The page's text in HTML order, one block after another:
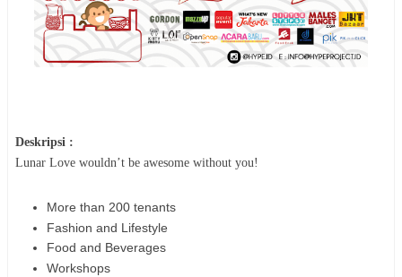
Deskripsi :
Lunar Love wouldn’t be awesome without you!
More than 200 tenants
Fashion and Lifestyle
Food and Beverages
Workshops